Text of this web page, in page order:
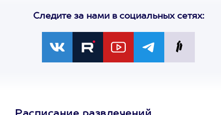
Следите за нами в социальных сетях: